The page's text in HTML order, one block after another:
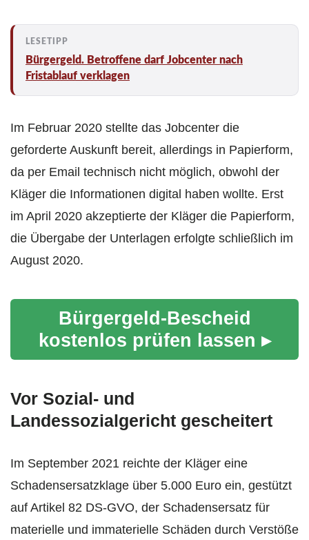
Bürgergeld. Betroffene darf Jobcenter nach
Fristablauf verklagen
Im Februar 2020 stellte das Jobcenter die
geforderte Auskunft bereit, allerdings in Papierform,
da per Email technisch nicht möglich, obwohl der
Kläger die Informationen digital haben wollte. Erst
im April 2020 akzeptierte der Kläger die Papierform,
die Übergabe der Unterlagen erfolgte schließlich im
August 2020.
Bürgergeld-Bescheid
kostenlos prüfen lassen ▸
Vor Sozial- und
Landessozialgericht gescheitert
Im September 2021 reichte der Kläger eine
Schadensersatzklage über 5.000 Euro ein, gestützt
auf Artikel 82 DS-GVO, der Schadensersatz für
materielle und immaterielle Schäden durch Verstöße